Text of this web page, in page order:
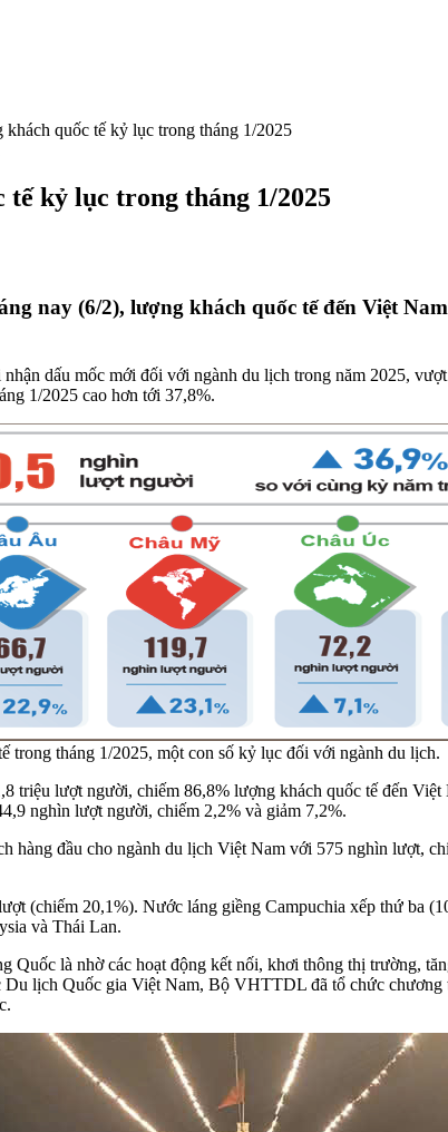
quốc tế kỷ lục trong tháng 1/2025
kỷ lục trong tháng 1/2025
nay (6/2), lượng khách quốc tế đến Việt
dấu mốc mới đối với ngành du lịch trong năm 2025,
1/2025 cao hơn tới 37,8%.
trong tháng 1/2025, một con số kỷ lục đối với ngành du lịch.
triệu lượt người, chiếm 86,8% lượng khách quốc tế đến
nghìn lượt người, chiếm 2,2% và giảm 7,2%.
hàng đầu cho ngành du lịch Việt Nam với 575 nghìn lượt,
(chiếm 20,1%). Nước láng giềng Campuchia xếp thứ
và Thái Lan.
Quốc là nhờ các hoạt động kết nối, khơi thông thị trường,
lịch Quốc gia Việt Nam, Bộ VHTTDL đã tổ chức